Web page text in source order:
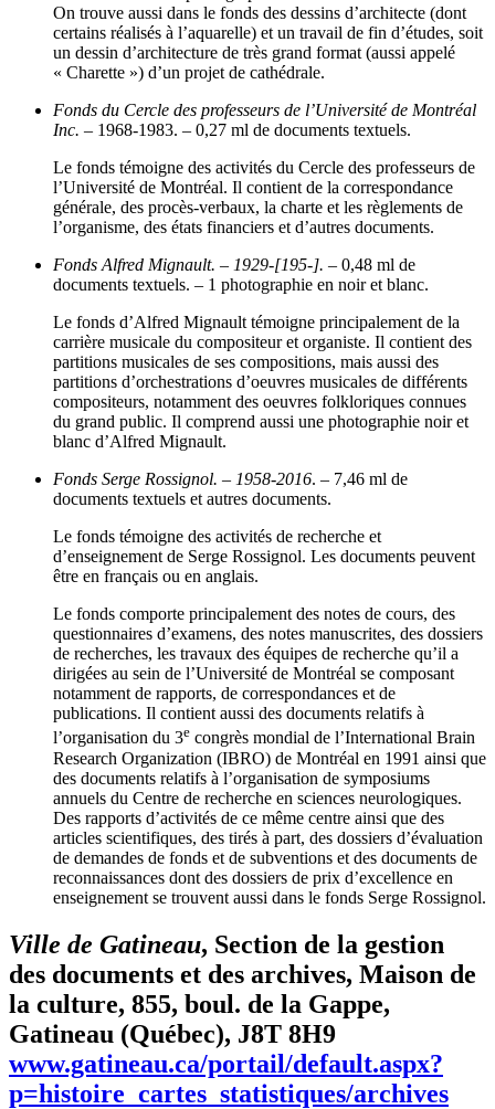
On trouve aussi dans le fonds des dessins d’architecte (dont
certains réalisés à l’aquarelle) et un travail de fin d’études, soit
un dessin d’architecture de très grand format (aussi appelé
« Charette ») d’un projet de cathédrale.
Fonds du Cercle des professeurs de l’Université de Montréal
Inc. – 1968-1983. – 0,27 ml de documents textuels.
Le fonds témoigne des activités du Cercle des professeurs de
l’Université de Montréal. Il contient de la correspondance
générale, des procès-verbaux, la charte et les règlements de
l’organisme, des états financiers et d’autres documents.
Fonds Alfred Mignault. – 1929-[195-]. – 0,48 ml de
documents textuels. – 1 photographie en noir et blanc.
Le fonds d’Alfred Mignault témoigne principalement de la
carrière musicale du compositeur et organiste. Il contient des
partitions musicales de ses compositions, mais aussi des
partitions d’orchestrations d’oeuvres musicales de différents
compositeurs, notamment des oeuvres folkloriques connues
du grand public. Il comprend aussi une photographie noir et
blanc d’Alfred Mignault.
Fonds Serge Rossignol. – 1958-2016. – 7,46 ml de
documents textuels et autres documents.
Le fonds témoigne des activités de recherche et
d’enseignement de Serge Rossignol. Les documents peuvent
être en français ou en anglais.
Le fonds comporte principalement des notes de cours, des
questionnaires d’examens, des notes manuscrites, des dossiers
de recherches, les travaux des équipes de recherche qu’il a
dirigées au sein de l’Université de Montréal se composant
notamment de rapports, de correspondances et de
publications. Il contient aussi des documents relatifs à
l’organisation du 3e congrès mondial de l’International Brain
Research Organization (IBRO) de Montréal en 1991 ainsi que
des documents relatifs à l’organisation de symposiums
annuels du Centre de recherche en sciences neurologiques.
Des rapports d’activités de ce même centre ainsi que des
articles scientifiques, des tirés à part, des dossiers d’évaluation
de demandes de fonds et de subventions et des documents de
reconnaissances dont des dossiers de prix d’excellence en
enseignement se trouvent aussi dans le fonds Serge Rossignol.
Ville de Gatineau, Section de la gestion
des documents et des archives, Maison de
la culture, 855, boul. de la Gappe,
Gatineau (Québec), J8T 8H9
www.gatineau.ca/portail/default.aspx?
p=histoire_cartes_statistiques/archives